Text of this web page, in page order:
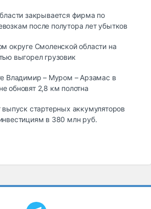
закрывается фирма по
после полутора лет убытков
округе Смоленской области на
выгорел грузовик
Владимир – Муром – Арзамас в
обновят 2,8 км полотна
выпуск стартерных аккумуляторов
в 380 млн руб.